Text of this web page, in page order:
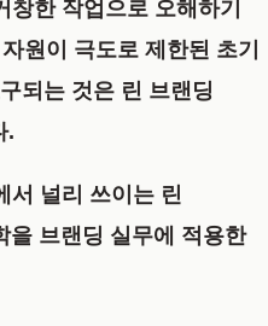
한 작업으로 오해하기
원이 극도로 제한된 초기
되는 것은 린 브랜딩
.
서 널리 쓰이는 린
브랜딩 실무에 적용한